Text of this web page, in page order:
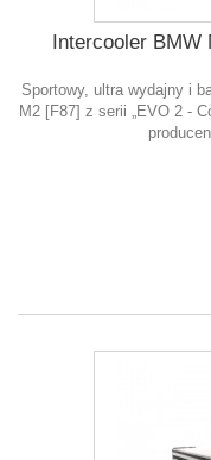
Intercooler BMW
Sportowy, ultra wydajny i
M2 [F87] z serii „EVO 2 -